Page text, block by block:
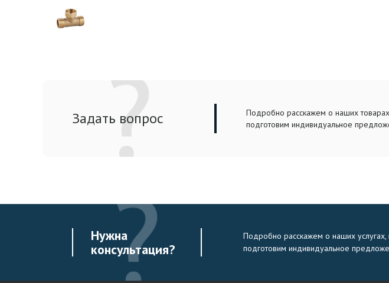
Задать вопрос
Подробно расскажем о наших
подготовим индивидуальное
Нужна
консультация?
Подробно расскажем о наших услугах,
подготовим индивидуальное